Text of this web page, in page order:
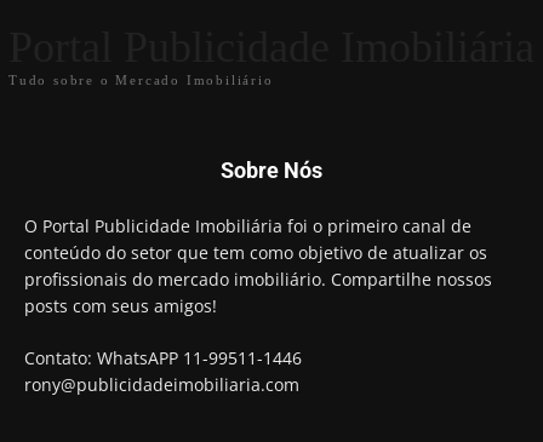
Tudo sobre o Mercado Imobiliário
Sobre Nós
O Portal Publicidade Imobiliária foi o primeiro canal de
conteúdo do setor que tem como objetivo de atualizar os
profissionais do mercado imobiliário. Compartilhe nossos
posts com seus amigos!
Contato: WhatsAPP 11-99511-1446
rony@publicidadeimobiliaria.com